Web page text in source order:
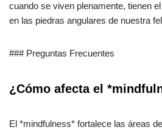
cuando se viven plenamente, tienen
en las piedras angulares de nuestra
### Preguntas Frecuentes
¿Cómo afecta el
El *mindfulness* fortalece las áreas